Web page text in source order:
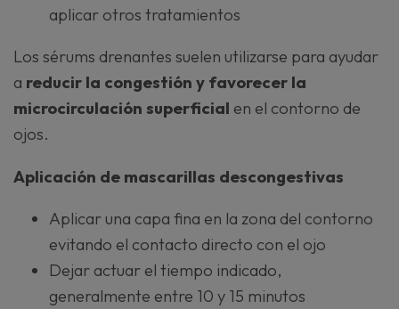
aplicar otros tratamientos
Los sérums drenantes suelen utilizarse para ayudar
a reducir la congestión y favorecer la
microcirculación superficial en el contorno de
ojos.
Aplicación de mascarillas descongestivas
Aplicar una capa fina en la zona del contorno
evitando el contacto directo con el ojo
Dejar actuar el tiempo indicado,
generalmente entre 10 y 15 minutos